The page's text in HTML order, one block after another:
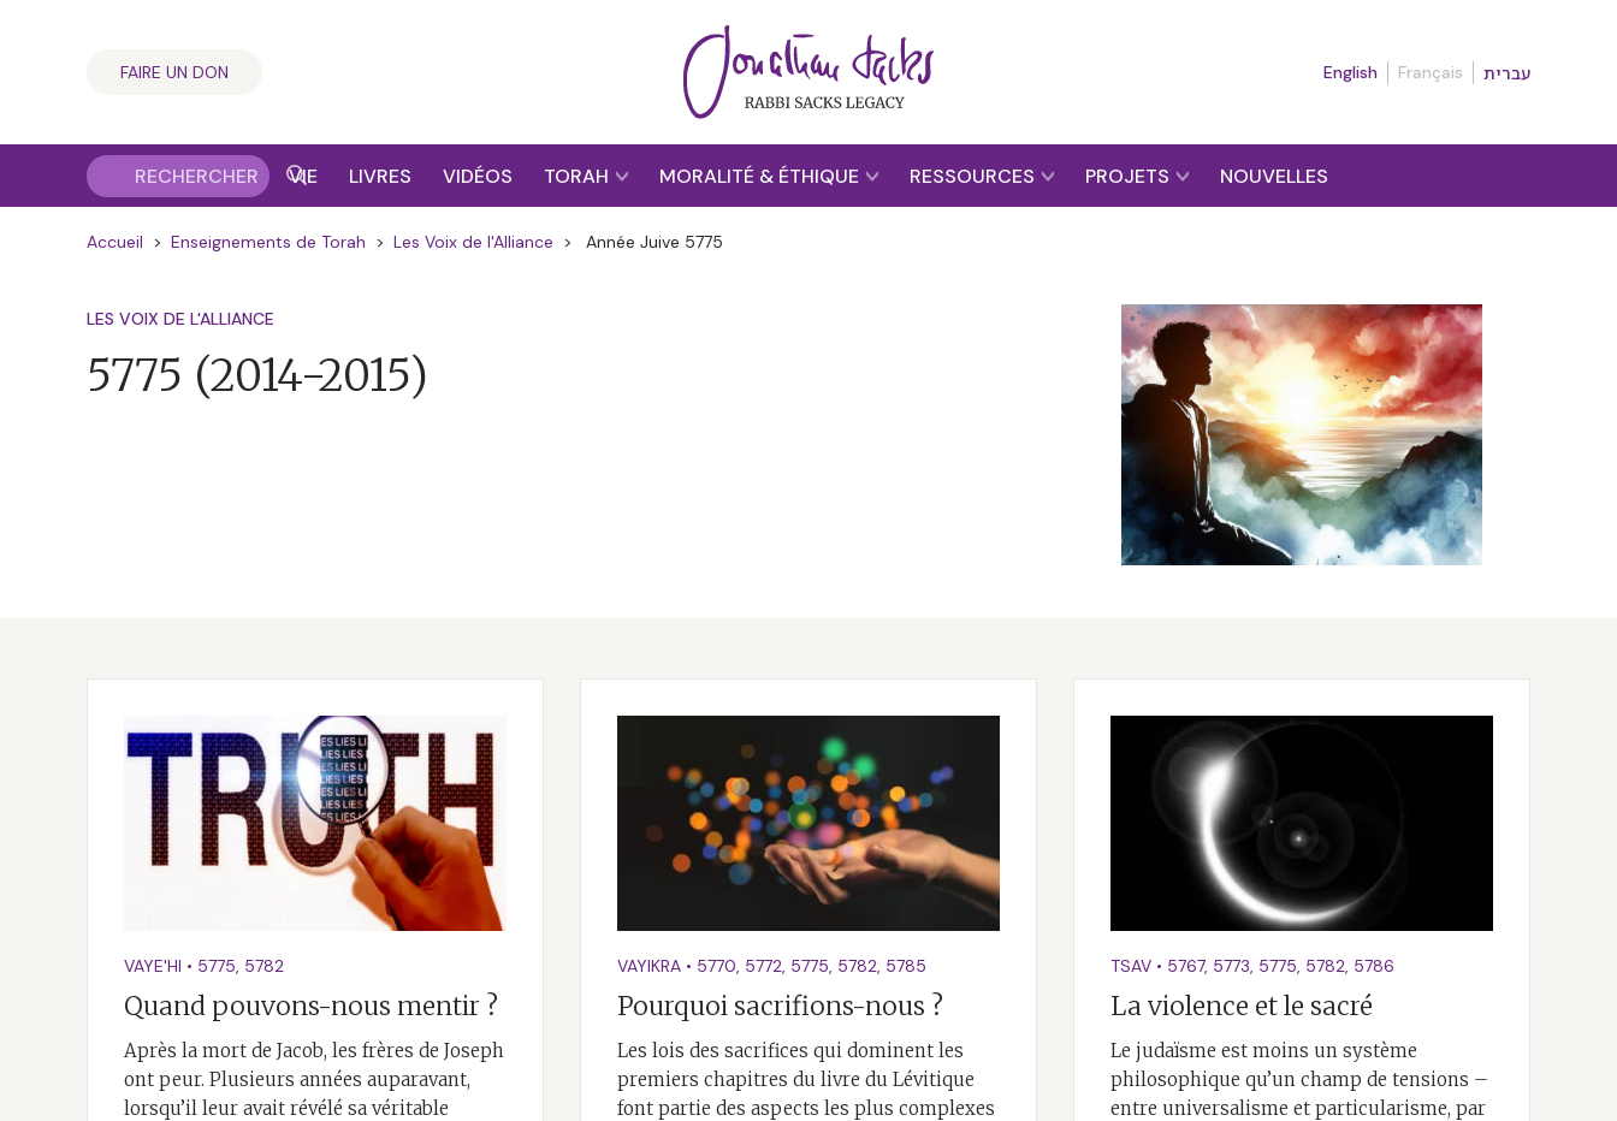
FAIRE UN DON English Français עברית
VIE LIVRES VIDÉOS TORAH MORALITÉ & ÉTHIQUE RESSOURCES PROJETS NOUVELLES
Accueil > Enseignements de Torah > Les Voix de l'Alliance > Année Juive 5775
LES VOIX DE L'ALLIANCE
5775 (2014-2015)
VAYE'HI • 5775, 5782
Quand pouvons-nous mentir ?
Après la mort de Jacob, les frères de Joseph
ont peur. Plusieurs années auparavant,
lorsqu’il leur avait révélé sa véritable
VAYIKRA • 5770, 5772, 5775, 5782, 5785
Pourquoi sacrifions-nous ?
Les lois des sacrifices qui dominent les
premiers chapitres du livre du Lévitique
font partie des aspects les plus complexes
TSAV • 5767, 5773, 5775, 5782, 5786
La violence et le sacré
Le judaïsme est moins un système
philosophique qu’un champ de tensions –
entre universalisme et particularisme, par